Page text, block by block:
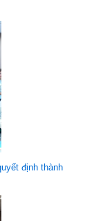
định thành